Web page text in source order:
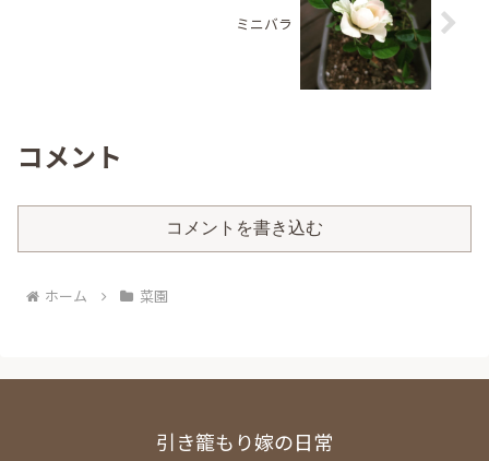
ミニバラ
コメント
コメントを書き込む
ホーム 菜園
引き籠もり嫁の日常